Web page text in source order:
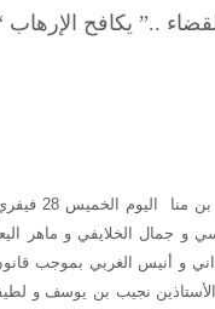
و جمال الخلايفي و ماهر
الأستاذين نجيب بن يوسف و